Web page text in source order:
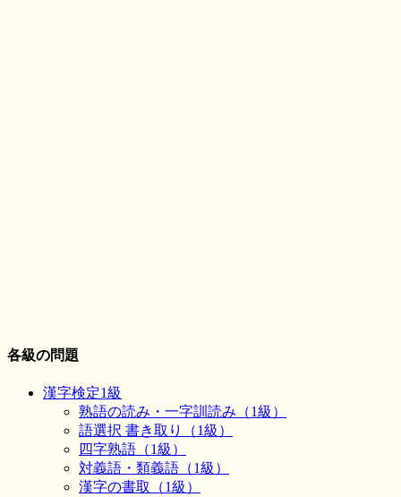
各級の問題
漢字検定1級
熟語の読み・一字訓読み（1級）
語選択 書き取り（1級）
四字熟語（1級）
対義語・類義語（1級）
漢字の書取（1級）